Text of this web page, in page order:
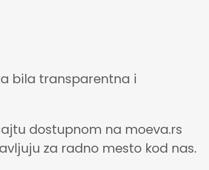
bila transparentna i
dostupnom na moeva.rs
za radno mesto kod nas.